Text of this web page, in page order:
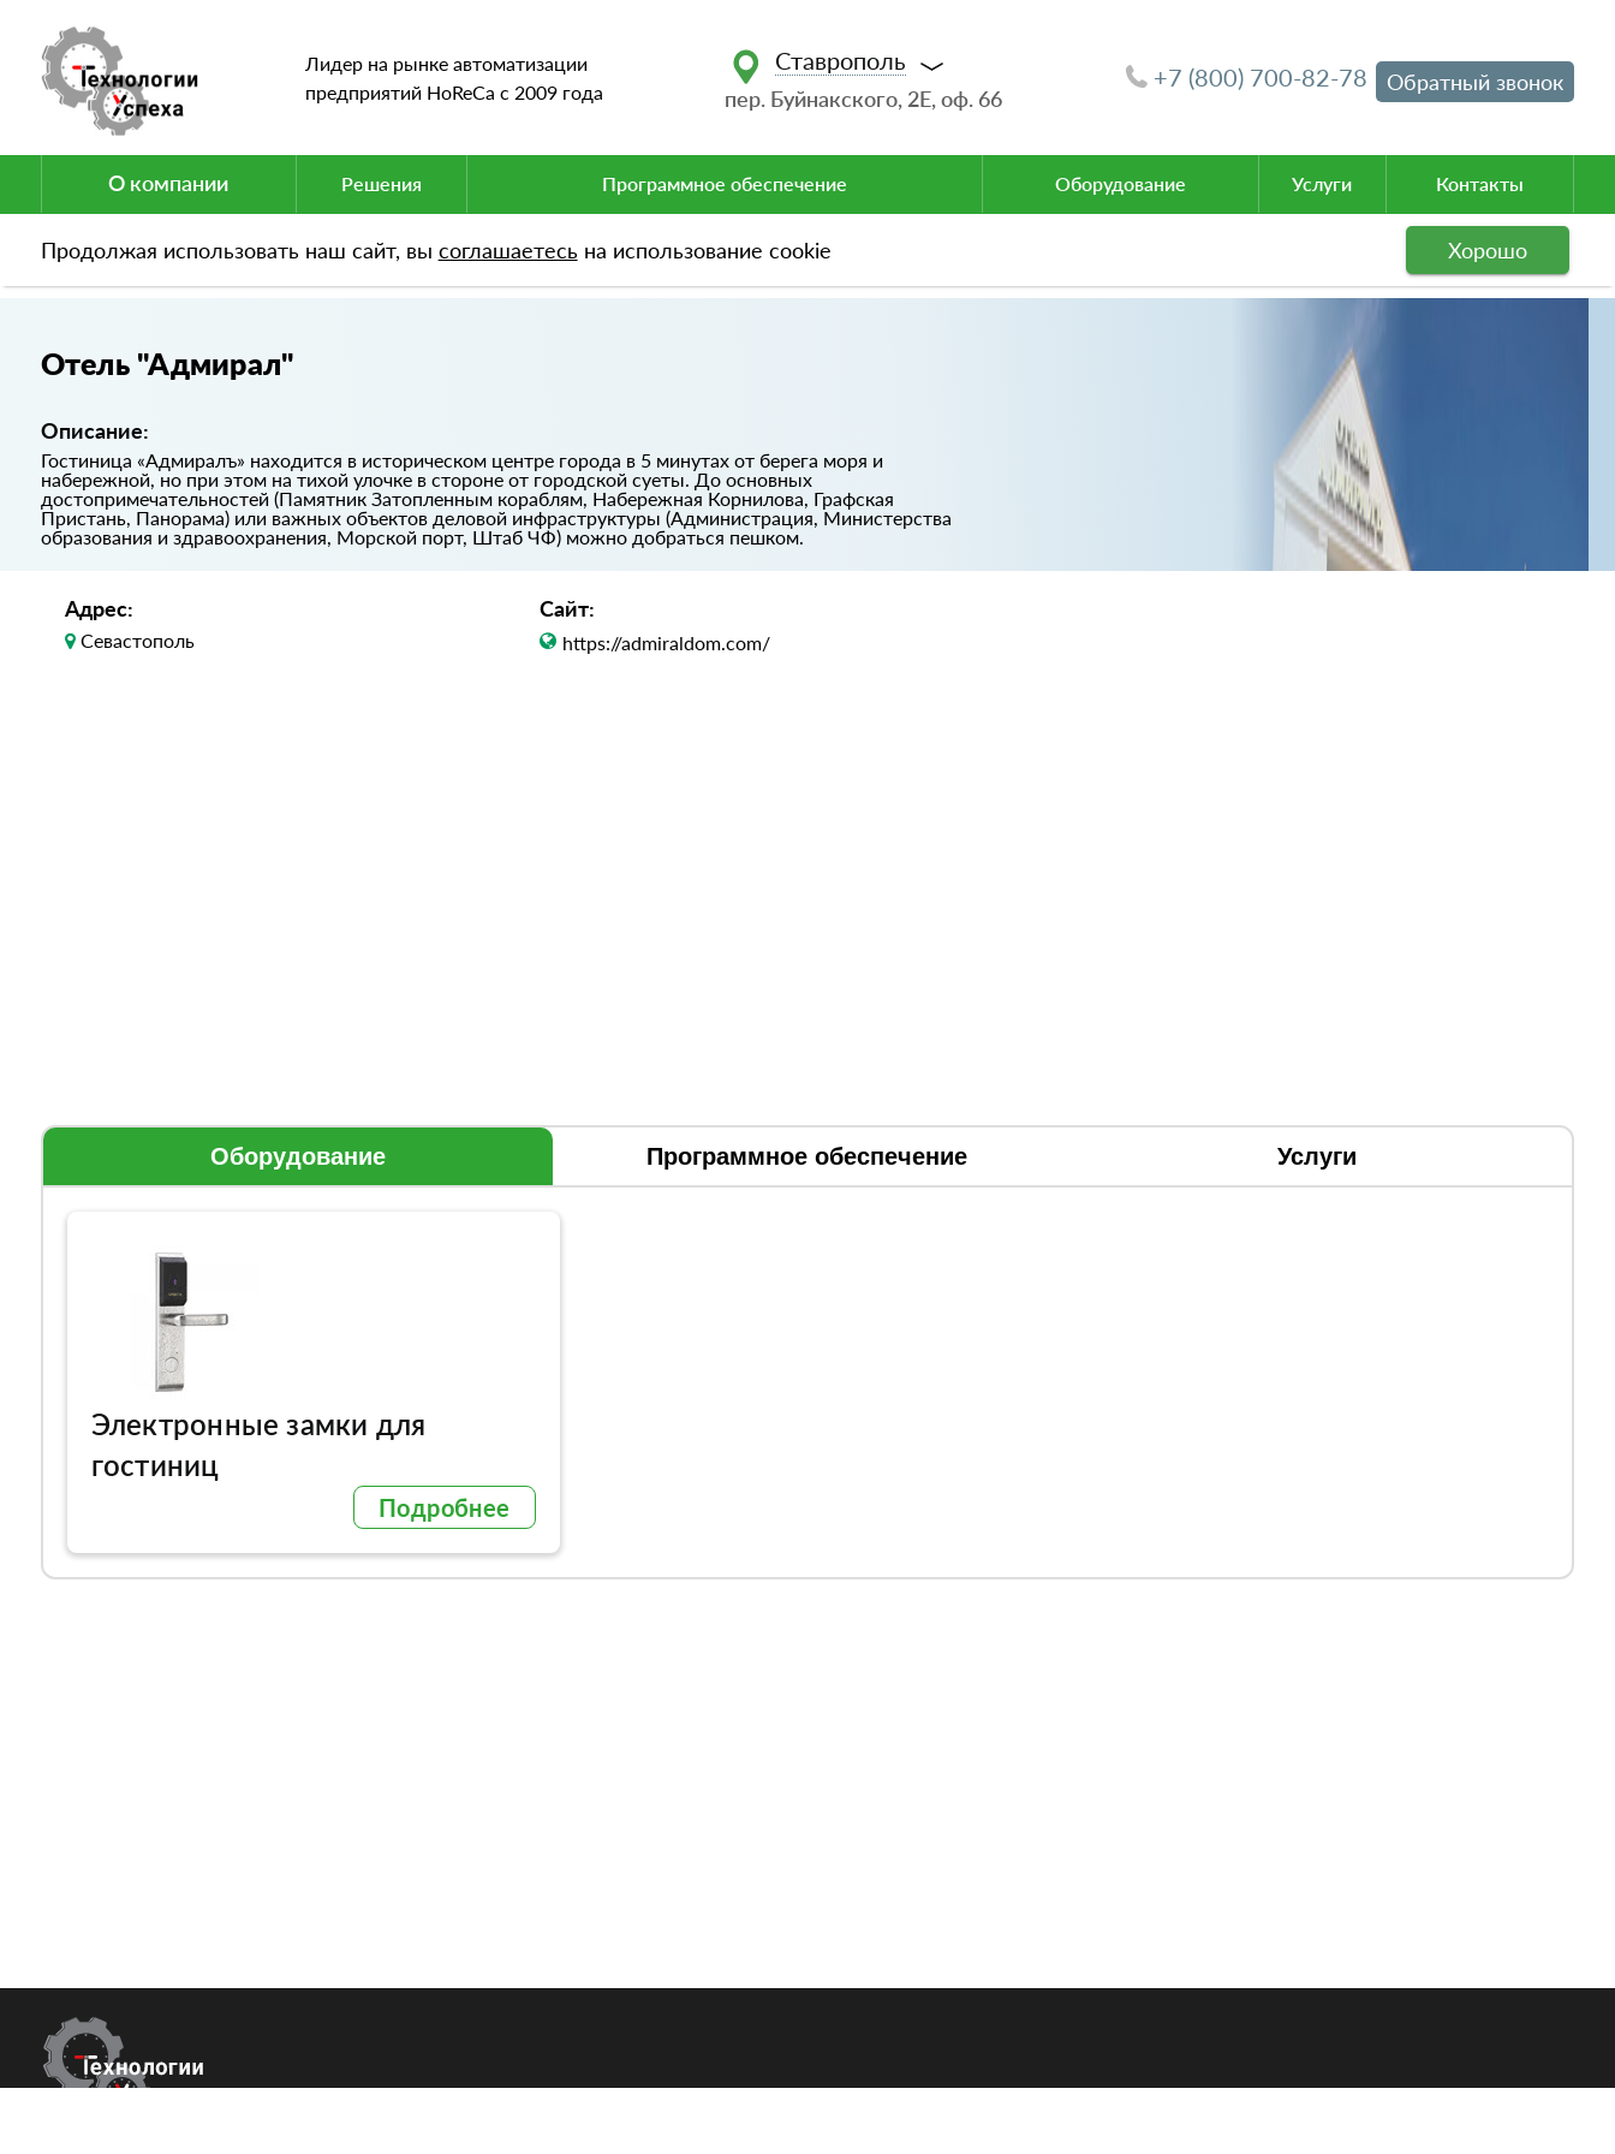
Лидер на рынке автоматизации
предприятий HoReCa c 2009 года
Ставрополь
пер. Буйнакского, 2Е, оф. 66
+7 (800) 700-82-78 Обратный звонок
О компании Решения Программное обеспечение Оборудование Услуги Контакты
Продолжая использовать наш сайт, вы соглашаетесь на использование cookie Хорошо
Портфолио Отель "Адмирал"
Отель "Адмирал"
Описание:
Гостиница «Адмиралъ» находится в историческом центре города в 5 минутах от берега моря и
набережной, но при этом на тихой улочке в стороне от городской суеты. До основных
достопримечательностей (Памятник Затопленным кораблям, Набережная Корнилова, Графская
Пристань, Панорама) или важных объектов деловой инфраструктуры (Администрация, Министерства
образования и здравоохранения, Морской порт, Штаб ЧФ) можно добраться пешком.
Адрес:
Севастополь
Сайт:
https://admiraldom.com/
Оборудование Программное обеспечение Услуги
Электронные замки для
гостиниц
Подробнее